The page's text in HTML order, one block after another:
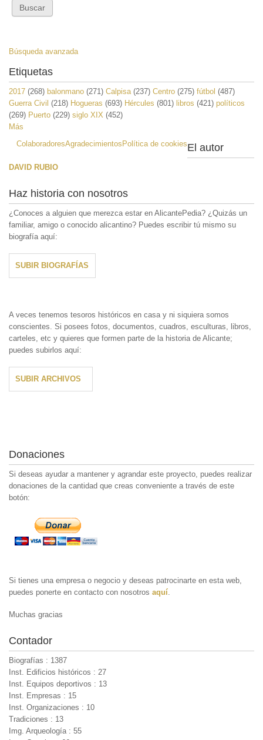
Búsqueda avanzada
Etiquetas
2017 (268) balonmano (271) Calpisa(237) Centro (275) fútbol (487)
Guerra Civil (218) Hogueras (693) Hércules (801) libros (421) políticos
(269) Puerto (229) siglo XIX (452)
Más
ColaboradoresAgradecimientosPolítica de cookiesEl autor
DAVID RUBIO
Haz historia con nosotros
¿Conoces a alguien que merezca estar en AlicantePedia? ¿Quizás un
familiar, amigo o conocido alicantino? Puedes escribir tú mismo su
biografía aquí:
SUBIR BIOGRAFÍAS
A veces tenemos tesoros históricos en casa y ni siquiera somos
conscientes. Si posees fotos, documentos, cuadros, esculturas, libros,
carteles, etc y quieres que formen parte de la historia de Alicante;
puedes subirlos aquí:
SUBIR ARCHIVOS
Donaciones
Si deseas ayudar a mantener y agrandar este proyecto, puedes realizar
donaciones de la cantidad que creas conveniente a través de este
botón:
Si tienes una empresa o negocio y deseas patrocinarte en esta web,
puedes ponerte en contacto con nosotros aquí
Muchas gracias
Contador
Biografías : 1387
Inst. Edificios históricos : 27
Inst. Equipos deportivos : 13
Inst. Empresas : 15
Inst. Organizaciones : 10
Tradiciones : 13
Img. Arqueología : 55